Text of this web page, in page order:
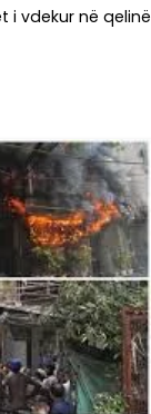
i vdekur në qelinë